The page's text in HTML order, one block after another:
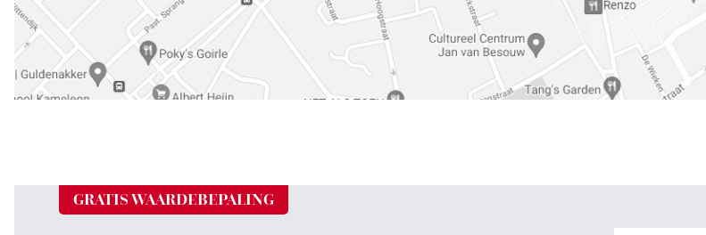
GRATIS WAARDEBEPALING